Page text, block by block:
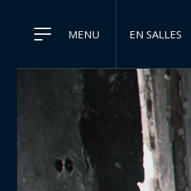
MENU EN SALLES